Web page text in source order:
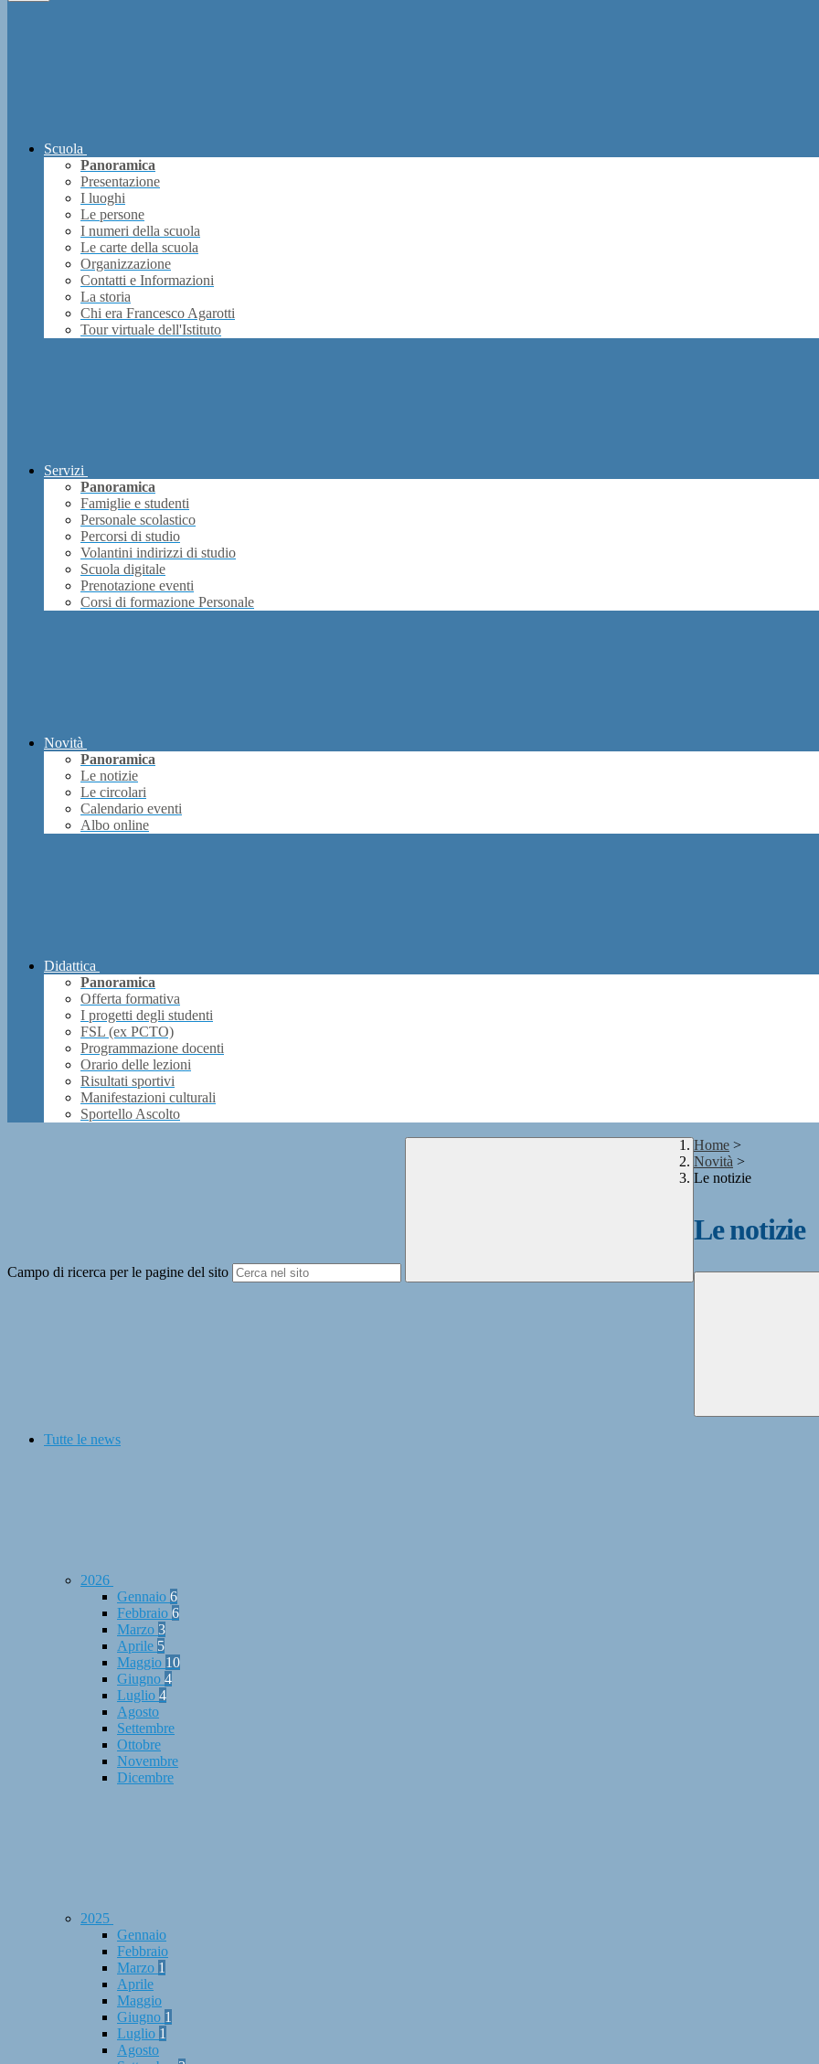
Scuola
Panoramica
Presentazione
I luoghi
Le persone
I numeri della scuola
Le carte della scuola
Organizzazione
Contatti e Informazioni
La storia
Chi era Francesco Agarotti
Tour virtuale dell'Istituto
Servizi
Panoramica
Famiglie e studenti
Personale scolastico
Percorsi di studio
Volantini indirizzi di studio
Scuola digitale
Prenotazione eventi
Corsi di formazione Personale
Novità
Panoramica
Le notizie
Le circolari
Calendario eventi
Albo online
Didattica
Panoramica
Offerta formativa
I progetti degli studenti
FSL (ex PCTO)
Programmazione docenti
Orario delle lezioni
Risultati sportivi
Manifestazioni culturali
Sportello Ascolto
Campo di ricerca per le pagine del sito
Home >
Novità >
Le notizie
Le notizie
Tutte le news
2026
Gennaio 6
Febbraio 6
Marzo 3
Aprile 5
Maggio 10
Giugno 4
Luglio 4
Agosto
Settembre
Ottobre
Novembre
Dicembre
2025
Gennaio
Febbraio
Marzo 1
Aprile
Maggio
Giugno 1
Luglio 1
Agosto